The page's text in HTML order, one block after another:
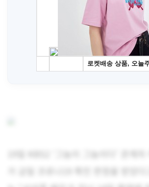
19일 KBS2 ‘그놈이 그놈이다’ 관계자